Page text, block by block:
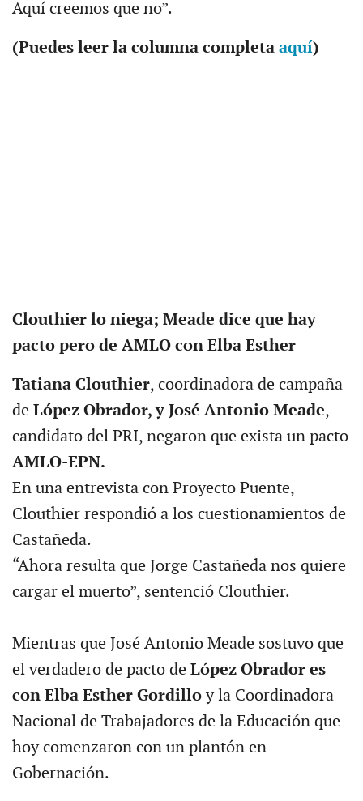
Aquí creemos que no”.
(Puedes leer la columna completa aquí)
Clouthier lo niega; Meade dice que hay
pacto pero de AMLO con Elba Esther
Tatiana Clouthier, coordinadora de campaña
de López Obrador, y José Antonio Meade,
candidato del PRI, negaron que exista un pacto
AMLO-EPN.
En una entrevista con Proyecto Puente,
Clouthier respondió a los cuestionamientos de
Castañeda.
“Ahora resulta que Jorge Castañeda nos quiere
cargar el muerto”, sentenció Clouthier.
Mientras que José Antonio Meade sostuvo que
el verdadero de pacto deLópez Obrador es
con Elba Esther Gordilloy la Coordinadora
Nacional de Trabajadores de la Educación que
hoy comenzaron con un plantón en
Gobernación.